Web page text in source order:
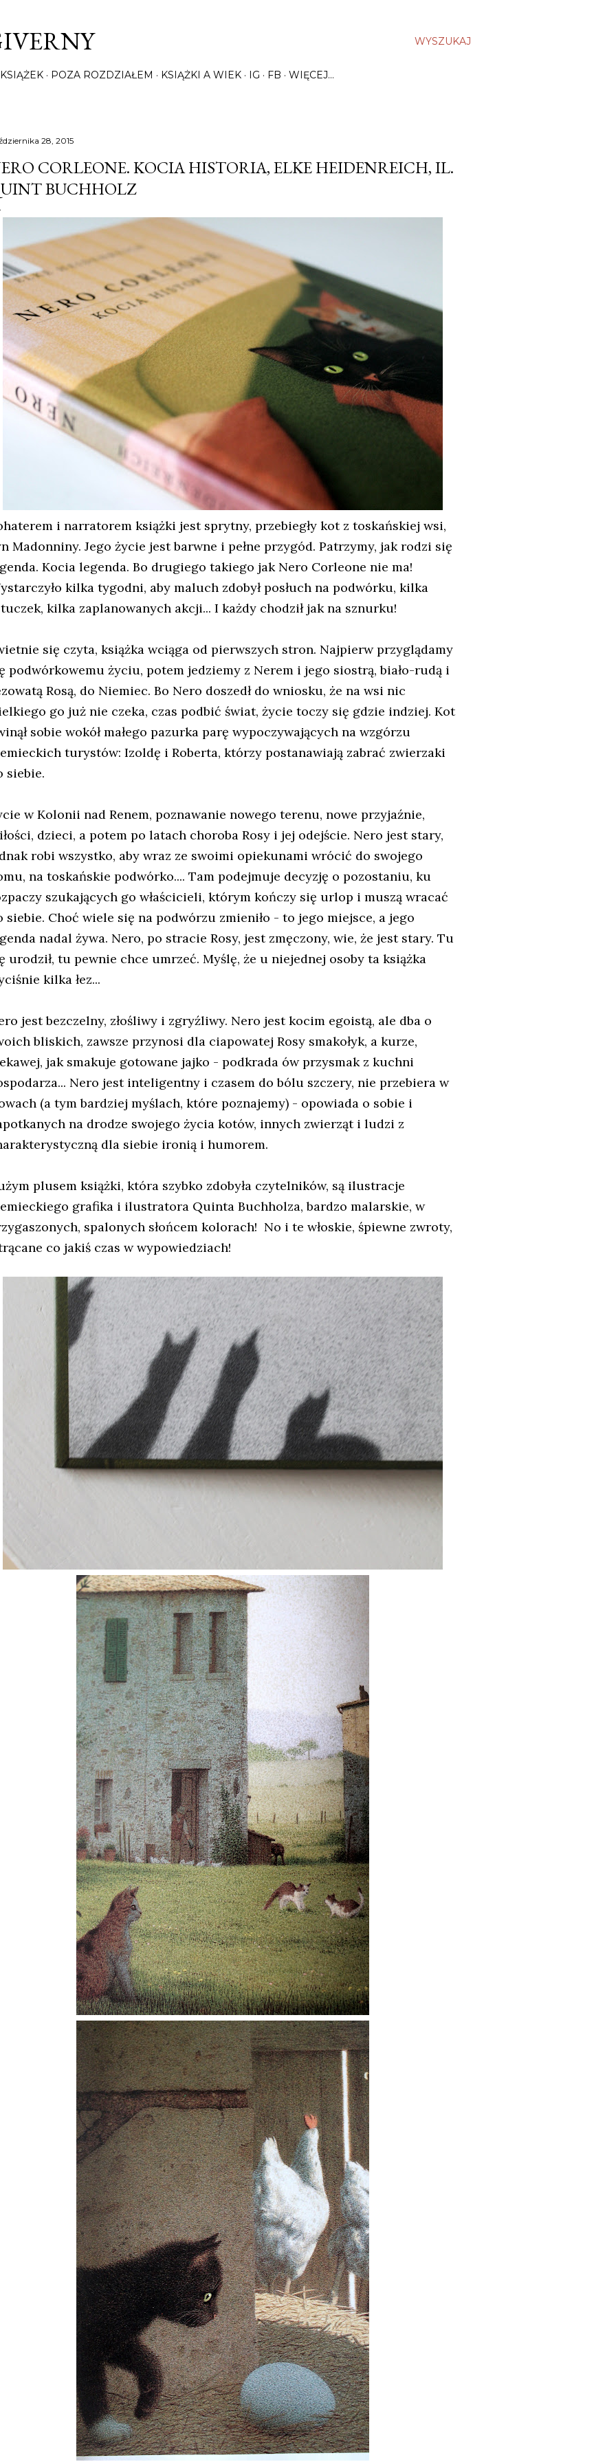
WYSZUKAJ
POZA ROZDZIAŁEM KSIĄŻKI A WIEK IG FB WIĘCEJ…
28, 2015
CORLEONE. KOCIA HISTORIA, ELKE HEIDENREICH, IL.
BUCHHOLZ
i narratorem książki jest sprytny, przebiegły kot z toskańskiej wsi,
Madonniny. Jego życie jest barwne i pełne przygód. Patrzymy, jak rodzi się
Kocia legenda. Bo drugiego takiego jak Nero Corleone nie ma!
kilka tygodni, aby maluch zdobył posłuch na podwórku, kilka
kilka zaplanowanych akcji... I każdy chodził jak na sznurku!
się czyta, książka wciąga od pierwszych stron. Najpierw przyglądamy
podwórkowemu życiu, potem jedziemy z Nerem i jego siostrą, biało-rudą i
Rosą, do Niemiec. Bo Nero doszedł do wniosku, że na wsi nic
go już nie czeka, czas podbić świat, życie toczy się gdzie indziej. Kot
sobie wokół małego pazurka parę wypoczywających na wzgórzu
turystów: Izoldę i Roberta, którzy postanawiają zabrać zwierzaki
siebie.
w Kolonii nad Renem, poznawanie nowego terenu, nowe przyjaźnie,
dzieci, a potem po latach choroba Rosy i jej odejście. Nero jest stary,
robi wszystko, aby wraz ze swoimi opiekunami wrócić do swojego
na toskańskie podwórko.... Tam podejmuje decyzję o pozostaniu, ku
szukających go właścicieli, którym kończy się urlop i muszą wracać
siebie. Choć wiele się na podwórzu zmieniło - to jego miejsce, a jego
nadal żywa. Nero, po stracie Rosy, jest zmęczony, wie, że jest stary. Tu
urodził, tu pewnie chce umrzeć. Myślę, że u niejednej osoby ta książka
kilka łez...
jest bezczelny, złośliwy i zgryźliwy. Nero jest kocim egoistą, ale dba o
bliskich, zawsze przynosi dla ciapowatej Rosy smakołyk, a kurze,
jak smakuje gotowane jajko - podkrada ów przysmak z kuchni
Nero jest inteligentny i czasem do bólu szczery, nie przebiera w
(a tym bardziej myślach, które poznajemy) - opowiada o sobie i
na drodze swojego życia kotów, innych zwierząt i ludzi z
dla siebie ironią i humorem.
plusem książki, która szybko zdobyła czytelników, są ilustracje
grafika i ilustratora Quinta Buchholza, bardzo malarskie, w
spalonych słońcem kolorach! No i te włoskie, śpiewne zwroty,
co jakiś czas w wypowiedziach!